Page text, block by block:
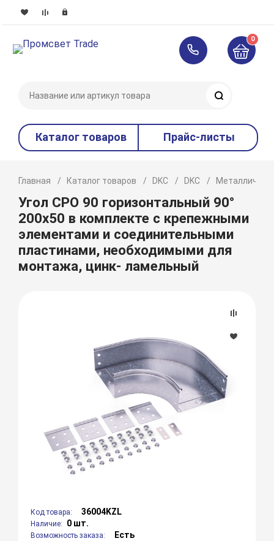
0
Каталог товаров Прайс-листы
Главная Каталог товаров DKC DKC
Угол CPO 90 горизонтальный 90°
200x50 в комплекте с крепежными
элементами и соединительными
пластинами, необходимыми для
монтажа, цинк- ламельный
Код товара: 36004KZL
Наличие: 0 шт.
Возможность заказа: Есть